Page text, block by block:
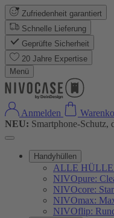
Zufriedenheit garantiert
Schnelle Lieferung
Geprüfte Sicherheit
20 Jahre Expertise
Menü
Anmelden
NEU: Smartphone-Schutz,
Handyhüllen
ALLE
NIVOpure:
NIVOcore:
NIVOmax:
NIVOflip: